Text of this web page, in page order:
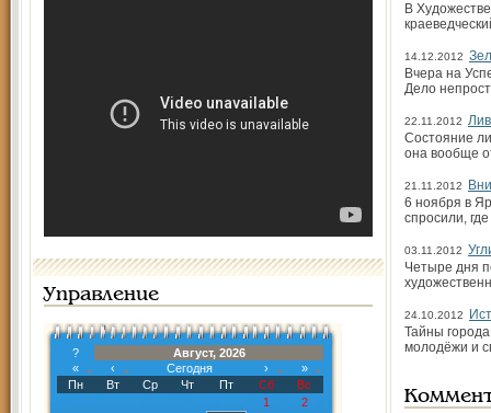
Управление
?
Август, 2026
«
‹ Сегодня ›
»
Пн
Вт Ср Чт Пт Сб
Вс
1
2
В
14.12.2012
Вчера на
Дело
22.11.2012
Состояние
она вообще
21.11.2012
6 ноября в
спросили,
03.11.2012
Четыре дня
24.10.2012
Тайны
молодёжи и